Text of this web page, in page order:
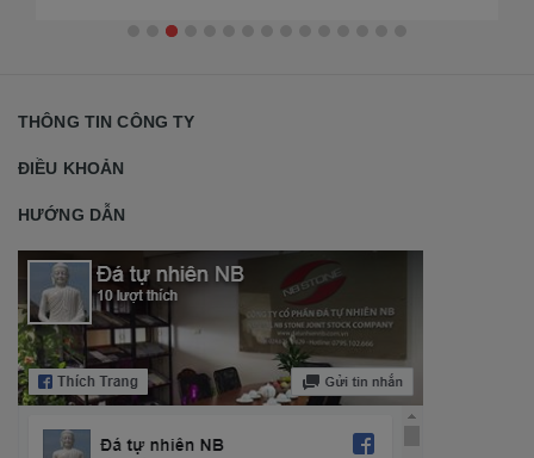
THÔNG TIN CÔNG TY
ĐIỀU KHOẢN
HƯỚNG DẪN